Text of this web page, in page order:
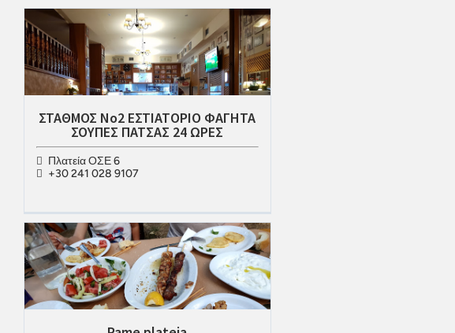
ΣΤΑΘΜΟΣ Νο2 ΕΣΤΙΑΤΟΡΙΟ ΦΑΓΗΤΑ
ΣΟΥΠΕΣ ΠΑΤΣΑΣ 24 ΩΡΕΣ
Πλατεία ΟΣΕ 6
+30 241 028 9107